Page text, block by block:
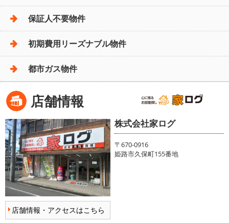
保証人不要物件
初期費用リーズナブル物件
都市ガス物件
店舗情報
店舗情報・アクセスはこちら
株式会社家ログ
〒670-0916
姫路市久保町155番地